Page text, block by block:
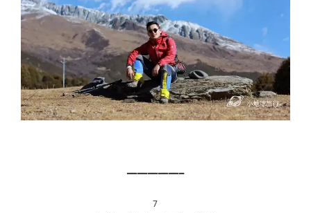
━━━━━━━━━━━
7